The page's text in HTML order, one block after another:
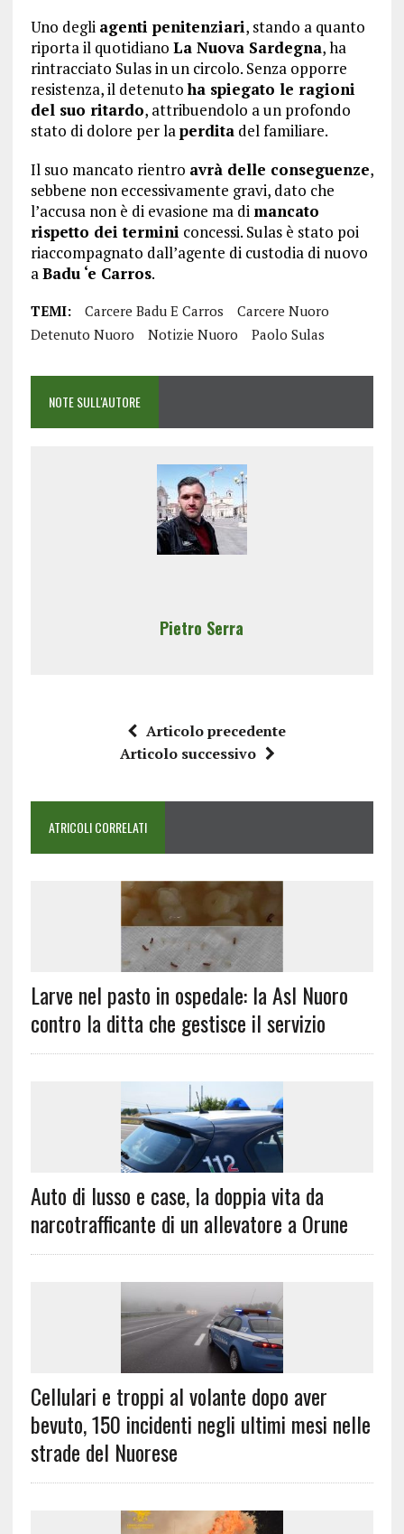
Uno degli agenti penitenziari, stando a quanto
riporta il quotidiano La Nuova Sardegna, ha
rintracciato Sulas in un circolo. Senza opporre
resistenza, il detenutoha spiegato le ragioni
del suo ritardo, attribuendolo a un profondo
stato di dolore per laperditadel familiare.
Il suo mancato rientro avrà delle conseguenze,
sebbene non eccessivamente gravi, dato che
l’accusa non è di evasione ma di mancato
rispetto dei termini concessi. Sulas è stato poi
riaccompagnato dall’agente di custodia di nuovo
aBadu ‘e Carros.
TEMI: Carcere Badu E Carros
Carcere Nuoro
Detenuto Nuoro
Notizie Nuoro Paolo Sulas
NOTE SULL'AUTORE
Pietro Serra
Articolo precedente
Articolo successivo
ATRICOLI CORRELATI
Larve nel pasto in ospedale: la Asl Nuoro
contro la ditta che gestisce il servizio
Auto di lusso e case, la doppia vita da
narcotrafficante di un allevatore a Orune
Cellulari e troppi al volante dopo aver
bevuto, 150 incidenti negli ultimi mesi nelle
strade del Nuorese